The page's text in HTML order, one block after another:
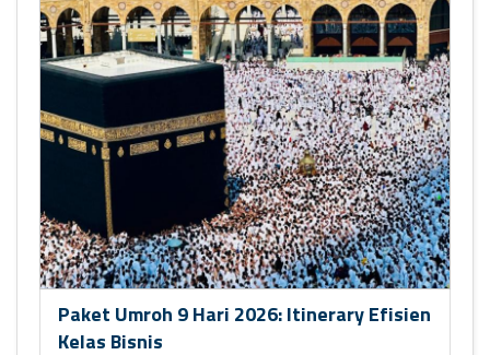
Paket Umroh 9 Hari 2026: Itinerary Efisien
Kelas Bisnis